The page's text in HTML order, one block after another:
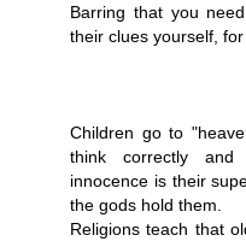
Barring that you
their clues yourself,
Children go to
think correctly and
innocence is their
the gods hold them.
Religions teach that